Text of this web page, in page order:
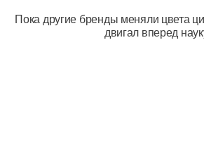
Пока другие бренды меняли цвета
двигал вперед